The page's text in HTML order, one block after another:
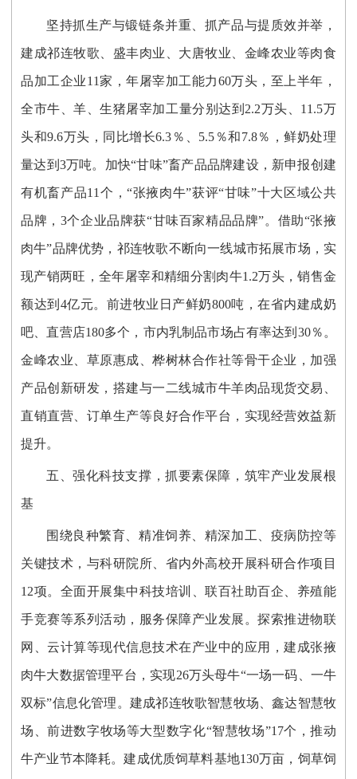
坚持抓生产与锻链条并重、抓产品与提质效并举，
建成祁连牧歌、盛丰肉业、大唐牧业、金峰农业等肉食
品加工企业11家，年屠宰加工能力60万头， 至上半年，
全市牛、羊、生猪屠宰加工量分别达到 2.2万头、11.5万
头和9.6万头，同比增长6.3％、5.5％和7.8％，鲜奶处理
量达到3万吨。 加快“甘味”畜产品品牌建设，新申报创建
有机畜产品11个，“张掖肉牛”获评“甘味”十大区域公共
品牌，3个企业品牌获“甘味百家精品品牌”。 借助“张掖
肉牛”品牌优势，祁连牧歌不断向一线城市拓展市场， 实
现产销两旺，全年屠宰和精细分割肉牛1.2万头，销售金
额达到4亿元。前进牧业日 产鲜奶800吨，在省内建成奶
吧、直营店180多个，市内乳制品市场占有率达到30％。
金峰农业、草原惠成、桦树林合作社等骨干企业，加强
产品创新研发，搭建与一二线城市牛羊肉品现货交易、
直销直营、订单生产等良好合作平台，实现经营效益新
提升。
五、强化科技支撑，抓要素保障，筑牢产业发展根
基
围绕良种繁育、精准饲养、精深加工、疫病防控等
关键技术，与科研院所、省内外高校开展科研合作项目
12项。全面开展集中科技培训、联百社助百企、养殖能
手竞赛等系列活动，服务保障产业发展。探索推进物联
网、云计算等现代信息技术在产业中的应用，建成张掖
肉牛大数据管理平台，实现26万头母牛“一场一码、一牛
双标”信息化管理。建成祁连牧歌智慧牧场、鑫达智慧牧
场、前进数字牧场等大型数字化“智慧牧场”17个，推动
牛产业节本降耗。建成优质饲草料基地130万亩，饲草饲